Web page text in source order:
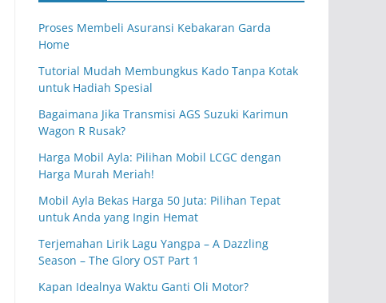
Proses Membeli Asuransi Kebakaran Garda
Home
Tutorial Mudah Membungkus Kado Tanpa Kotak
untuk Hadiah Spesial
Bagaimana Jika Transmisi AGS Suzuki Karimun
Wagon R Rusak?
Harga Mobil Ayla: Pilihan Mobil LCGC dengan
Harga Murah Meriah!
Mobil Ayla Bekas Harga 50 Juta: Pilihan Tepat
untuk Anda yang Ingin Hemat
Terjemahan Lirik Lagu Yangpa – A Dazzling
Season – The Glory OST Part 1
Kapan Idealnya Waktu Ganti Oli Motor?